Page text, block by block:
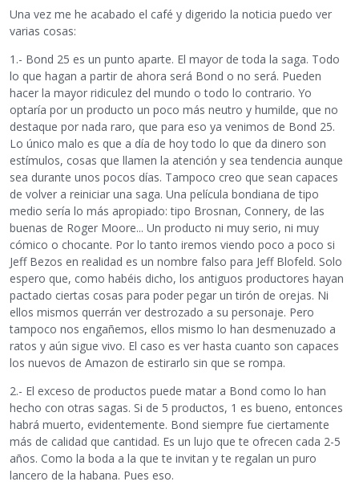
Una vez me he acabado el café y digerido la noticia puedo ver
varias cosas:
1.- Bond 25 es un punto aparte. El mayor de toda la saga. Todo
lo que hagan a partir de ahora será Bond o no será. Pueden
hacer la mayor ridiculez del mundo o todo lo contrario. Yo
optaría por un producto un poco más neutro y humilde, que no
destaque por nada raro, que para eso ya venimos de Bond 25.
Lo único malo es que a día de hoy todo lo que da dinero son
estímulos, cosas que llamen la atención y sea tendencia aunque
sea durante unos pocos días. Tampoco creo que sean capaces
de volver a reiniciar una saga. Una película bondiana de tipo
medio sería lo más apropiado: tipo Brosnan, Connery, de las
buenas de Roger Moore... Un producto ni muy serio, ni muy
cómico o chocante. Por lo tanto iremos viendo poco a poco si
Jeff Bezos en realidad es un nombre falso para Jeff Blofeld. Solo
espero que, como habéis dicho, los antiguos productores hayan
pactado ciertas cosas para poder pegar un tirón de orejas. Ni
ellos mismos querrán ver destrozado a su personaje. Pero
tampoco nos engañemos, ellos mismo lo han desmenuzado a
ratos y aún sigue vivo. El caso es ver hasta cuanto son capaces
los nuevos de Amazon de estirarlo sin que se rompa.
2.- El exceso de productos puede matar a Bond como lo han
hecho con otras sagas. Si de 5 productos, 1 es bueno, entonces
habrá muerto, evidentemente. Bond siempre fue ciertamente
más de calidad que cantidad. Es un lujo que te ofrecen cada 2-5
años. Como la boda a la que te invitan y te regalan un puro
lancero de la habana. Pues eso.